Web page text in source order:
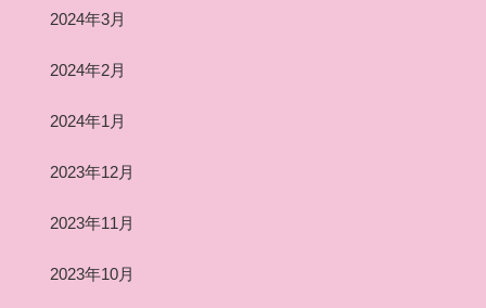
2024年3月
2024年2月
2024年1月
2023年12月
2023年11月
2023年10月